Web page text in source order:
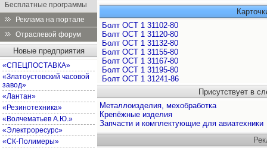
Бесплатные программы
Реклама на портале
Отраслевой форум
Новые предприятия
«СПЕЦПОСТАВКА»
«Златоустовский часовой
завод»
«Лантан»
«Резинотехника»
«Волчематьев А.Ю.»
«Электроресурс»
«СК-Полимеры»
Болт ОСТ 1 31102-80
Болт ОСТ 1 31120-80
Болт ОСТ 1 31132-80
Болт ОСТ 1 31155-80
Болт ОСТ 1 31167-80
Болт ОСТ 1 31195-80
Болт ОСТ 1 31241-86
Присутствует в
Металлоизделия, мехобработка
Крепёжные изделия
Запчасти и комплектующие для авиатехники